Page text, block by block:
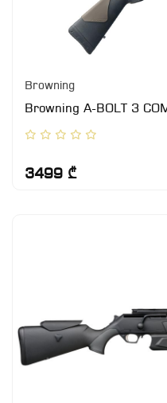
Browning
Browning A-BOLT 3
3499 ₾